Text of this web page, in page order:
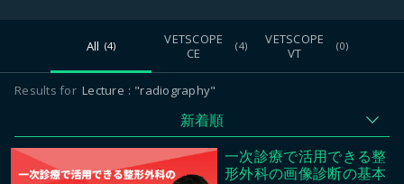
All (4)
VETSCOPE
CE
(4)
VETSCOPE
VT
(0)
Results for Lecture "radiography"
新着順
一次診療で活用できる整
形外科の画像診断の基本